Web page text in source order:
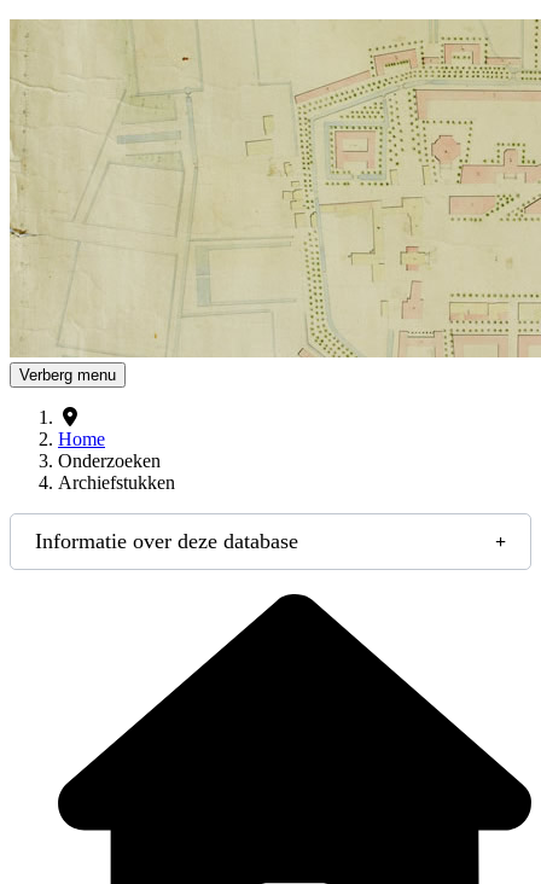
Drents Archief
Verberg menu
Home
Onderzoeken
Archiefstukken
Informatie over deze database